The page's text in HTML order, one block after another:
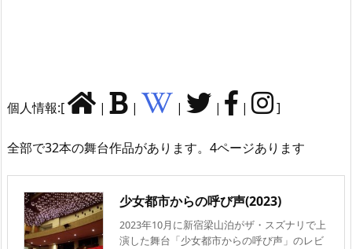
個人情報:[ | | | | | ]
全部で32本の舞台作品があります。4ページあります
少女都市からの呼び声(2023)
2023年10月に新宿梁山泊がザ・スズナリで上
演した舞台「少女都市からの呼び声」のレビ